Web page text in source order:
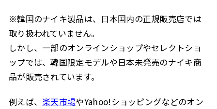
※韓国のナイキ製品は、日本国内の正規販売店では
取り扱われていません。
しかし、一部のオンラインショップやセレクトショ
ップでは、韓国限定モデルや日本未発売のナイキ商
品が販売されています。
例えば、楽天市場やYahoo!ショッピングなどのオン